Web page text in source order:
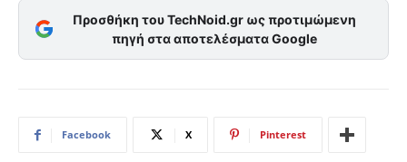
Προσθήκη του TechNoid.gr ως προτιμώμενη
πηγή στα αποτελέσματα Google
Facebook X Pinterest